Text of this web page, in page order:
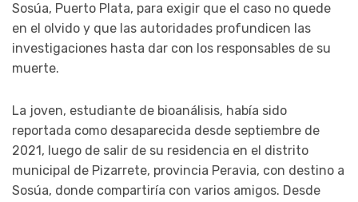
Sosúa, Puerto Plata, para exigir que el caso no quede
en el olvido y que las autoridades profundicen las
investigaciones hasta dar con los responsables de su
muerte.
La joven, estudiante de bioanálisis, había sido
reportada como desaparecida desde septiembre de
2021, luego de salir de su residencia en el distrito
municipal de Pizarrete, provincia Peravia, con destino a
Sosúa, donde compartiría con varios amigos. Desde